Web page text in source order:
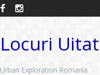
Locuri
Urban Exploration Romania